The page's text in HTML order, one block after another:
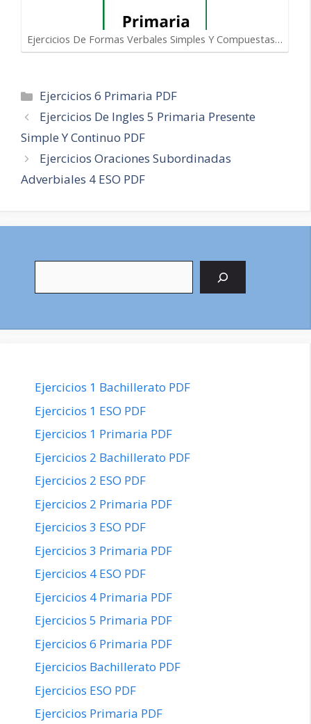
Ejercicios De Formas Verbales Simples Y Compuestas…
Categorías
Ejercicios 6 Primaria PDF
Navegación
de
entradas
Ejercicios De Ingles 5 Primaria Presente
Simple Y Continuo PDF
Ejercicios Oraciones Subordinadas
Adverbiales 4 ESO PDF
Ejercicios 1 Bachillerato PDF
Ejercicios 1 ESO PDF
Ejercicios 1 Primaria PDF
Ejercicios 2 Bachillerato PDF
Ejercicios 2 ESO PDF
Ejercicios 2 Primaria PDF
Ejercicios 3 ESO PDF
Ejercicios 3 Primaria PDF
Ejercicios 4 ESO PDF
Ejercicios 4 Primaria PDF
Ejercicios 5 Primaria PDF
Ejercicios 6 Primaria PDF
Ejercicios Bachillerato PDF
Ejercicios ESO PDF
Ejercicios Primaria PDF